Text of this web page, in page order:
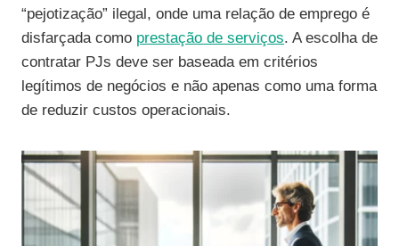
“pejotização” ilegal, onde uma relação de emprego é
disfarçada como prestação de serviços. A escolha de
contratar PJs deve ser baseada em critérios
legítimos de negócios e não apenas como uma forma
de reduzir custos operacionais.